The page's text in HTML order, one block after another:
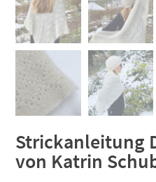
Strickanleitung
von Katrin